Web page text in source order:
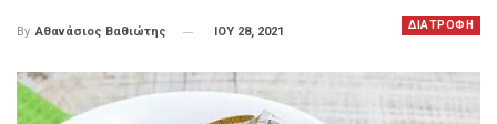
ΔΙΑΤΡΟΦΗ
By Αθανάσιος Βαθιώτης ΙΟΥ 28, 2021